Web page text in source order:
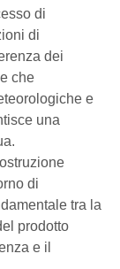
di
di
dei
che
e
una
di
tra la
prodotto
e il